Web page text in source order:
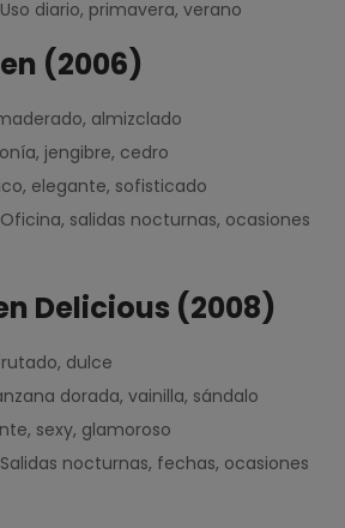
Uso diario, primavera, verano
(2006)
almizclado
jengibre, cedro
elegante, sofisticado
Oficina, salidas nocturnas, ocasiones
Delicious (2008)
dulce
dorada, vainilla, sándalo
sexy, glamoroso
Salidas nocturnas, fechas, ocasiones